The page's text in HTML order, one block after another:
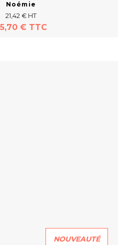
Noémie
21,42 € HT
€ TTC
NOUVEAUTÉ